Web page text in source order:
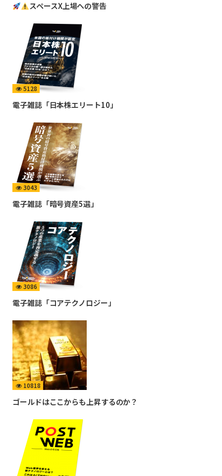
スペースX上場への警告
5128
電子雑誌「日本株エリート10」
3043
電子雑誌「暗号資産5選」
3086
電子雑誌「コアテクノロジー」
10818
ゴールドはここからも上昇するのか？